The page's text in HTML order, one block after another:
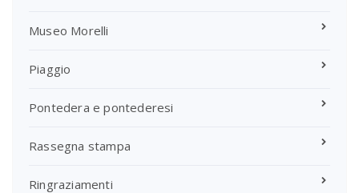
Museo Morelli
Piaggio
Pontedera e pontederesi
Rassegna stampa
Ringraziamenti